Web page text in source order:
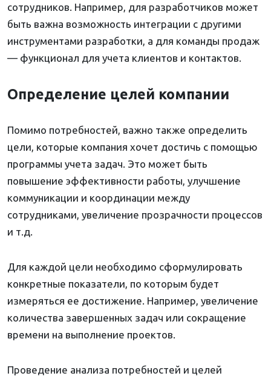
сотрудников. Например, для разработчиков может
быть важна возможность интеграции с другими
инструментами разработки, а для команды продаж
— функционал для учета клиентов и контактов.
Определение целей компании
Помимо потребностей, важно также определить
цели, которые компания хочет достичь с помощью
программы учета задач. Это может быть
повышение эффективности работы, улучшение
коммуникации и координации между
сотрудниками, увеличение прозрачности процессов
и т.д.
Для каждой цели необходимо сформулировать
конкретные показатели, по которым будет
измеряться ее достижение. Например, увеличение
количества завершенных задач или сокращение
времени на выполнение проектов.
Проведение анализа потребностей и целей